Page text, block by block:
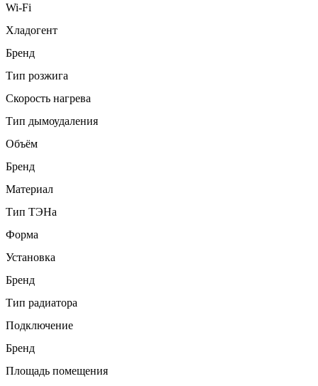
Wi-Fi
Хладогент
Бренд
Тип розжига
Скорость нагрева
Тип дымоудаления
Объём
Бренд
Материал
Тип ТЭНа
Форма
Установка
Бренд
Тип радиатора
Подключение
Бренд
Площадь помещения